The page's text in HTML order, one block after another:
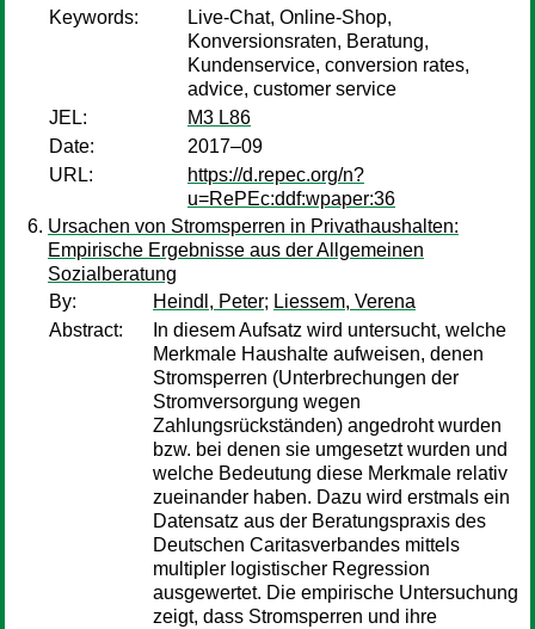
Keywords:
Live-Chat, Online-Shop,
Konversionsraten, Beratung,
Kundenservice, conversion rates,
advice, customer service
JEL:
M3 L86
Date:
2017–09
URL:
https://d.repec.org/n?
u=RePEc:ddf:wpaper:36
Ursachen von Stromsperren in Privathaushalten:
Empirische Ergebnisse aus der Allgemeinen
Sozialberatung
By:
Heindl, Peter; Liessem, Verena
Abstract:
In diesem Aufsatz wird untersucht, welche
Merkmale Haushalte aufweisen, denen
Stromsperren (Unterbrechungen der
Stromversorgung wegen
Zahlungsrückständen) angedroht wurden
bzw. bei denen sie umgesetzt wurden und
welche Bedeutung diese Merkmale relativ
zueinander haben. Dazu wird erstmals ein
Datensatz aus der Beratungspraxis des
Deutschen Caritasverbandes mittels
multipler logistischer Regression
ausgewertet. Die empirische Untersuchung
zeigt, dass Stromsperren und ihre